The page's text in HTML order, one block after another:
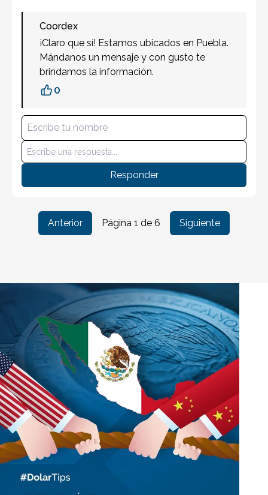
Coordex
¡Claro que sí! Estamos ubicados en Puebla.
Mándanos un mensaje y con gusto te
brindamos la información.
0
Responder
Anterior Página 1 de 6 Siguiente